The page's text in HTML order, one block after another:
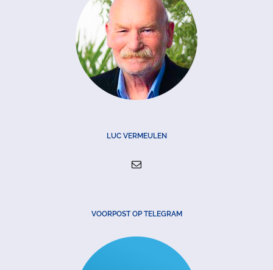
LUC VERMEULEN
VOORPOST OP TELEGRAM